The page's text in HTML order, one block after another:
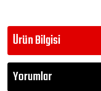
Ürün Bilgisi
Yorumlar